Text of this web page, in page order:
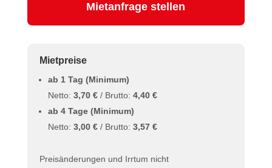
Mietanfrage stellen
Mietpreise
ab 1 Tag (Minimum)
Netto: 3,70 €/ Brutto: 4,40 €
ab 4 Tage (Minimum)
Netto: 3,00 €/ Brutto: 3,57 €
Preisänderungen und Irrtum nicht